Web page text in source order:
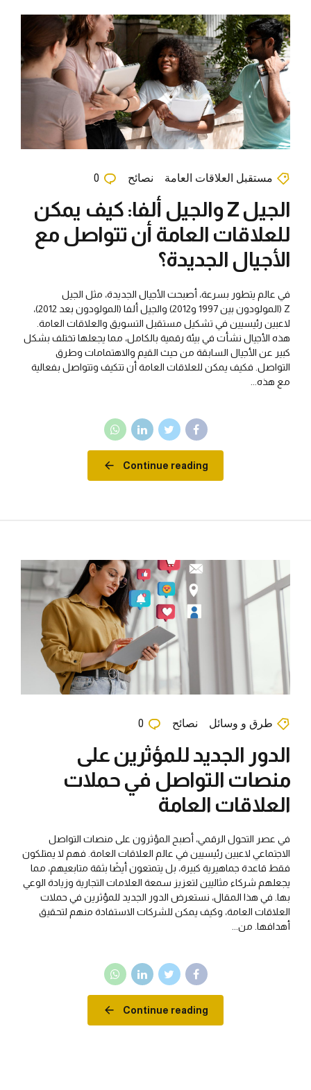
مستقبل العلاقات العامة نصائح 0
الجيل Z والجيل ألفا: كيف يمكن
للعلاقات العامة أن تتواصل مع
الأجيال الجديدة؟
في عالم يتطور بسرعة، أصبحت الأجيال الجديدة، مثل الجيل
Z (المولودون بين 1997 و2012) والجيل ألفا (المولودون بعد 2012)،
لاعبين رئيسيين في تشكيل مستقبل التسويق والعلاقات العامة.
هذه الأجيال نشأت في بيئة رقمية بالكامل، مما يجعلها تختلف بشكل
كبير عن الأجيال السابقة من حيث القيم والاهتمامات وطرق
التواصل. فكيف يمكن للعلاقات العامة أن تتكيف وتتواصل بفعالية
مع هذه...
Continue reading
طرق و وسائل نصائح 0
الدور الجديد للمؤثرين على
منصات التواصل في حملات
العلاقات العامة
في عصر التحول الرقمي، أصبح المؤثرون على منصات التواصل
الاجتماعي لاعبين رئيسيين في عالم العلاقات العامة. فهم لا يمتلكون
فقط قاعدة جماهيرية كبيرة، بل يتمتعون أيضًا بثقة متابعيهم، مما
يجعلهم شركاء مثاليين لتعزيز سمعة العلامات التجارية وزيادة الوعي
بها. في هذا المقال، نستعرض الدور الجديد للمؤثرين في حملات
العلاقات العامة، وكيف يمكن للشركات الاستفادة منهم لتحقيق
أهدافها. من...
Continue reading